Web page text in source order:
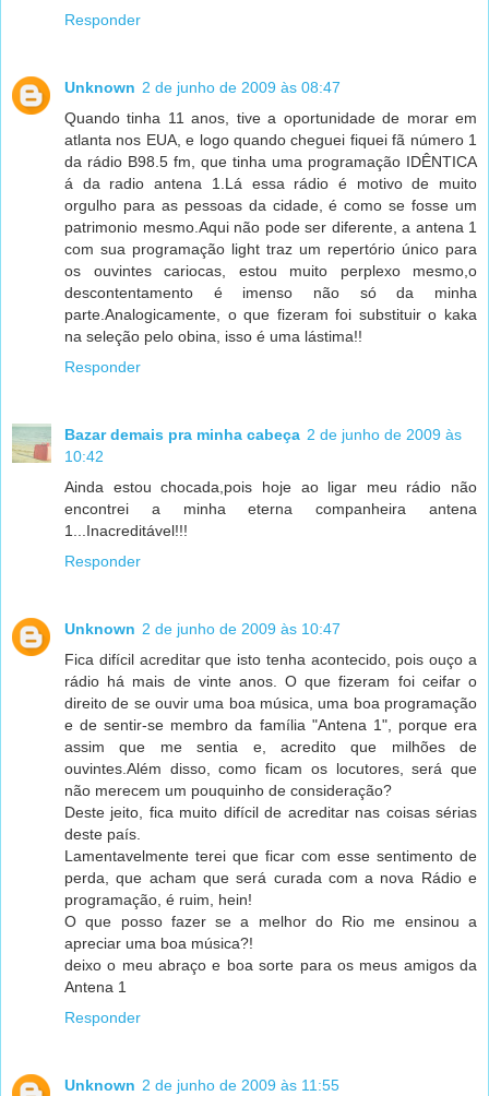
Responder
Unknown 2 de junho de 2009 às 08:47
Quando tinha 11 anos, tive a oportunidade de morar em
atlanta nos EUA, e logo quando cheguei fiquei fã número 1
da rádio B98.5 fm, que tinha uma programação IDÊNTICA
á da radio antena 1.Lá essa rádio é motivo de muito
orgulho para as pessoas da cidade, é como se fosse um
patrimonio mesmo.Aqui não pode ser diferente, a antena 1
com sua programação light traz um repertório único para
os ouvintes cariocas, estou muito perplexo mesmo,o
descontentamento é imenso não só da minha
parte.Analogicamente, o que fizeram foi substituir o kaka
na seleção pelo obina, isso é uma lástima!!
Responder
Bazar demais pra minha cabeça 2 de junho de 2009 às
10:42
Ainda estou chocada,pois hoje ao ligar meu rádio não
encontrei a minha eterna companheira antena
1...Inacreditável!!!
Responder
Unknown 2 de junho de 2009 às 10:47
Fica difícil acreditar que isto tenha acontecido, pois ouço a
rádio há mais de vinte anos. O que fizeram foi ceifar o
direito de se ouvir uma boa música, uma boa programação
e de sentir-se membro da família "Antena 1", porque era
assim que me sentia e, acredito que milhões de
ouvintes.Além disso, como ficam os locutores, será que
não merecem um pouquinho de consideração?
Deste jeito, fica muito difícil de acreditar nas coisas sérias
deste país.
Lamentavelmente terei que ficar com esse sentimento de
perda, que acham que será curada com a nova Rádio e
programação, é ruim, hein!
O que posso fazer se a melhor do Rio me ensinou a
apreciar uma boa música?!
deixo o meu abraço e boa sorte para os meus amigos da
Antena 1
Responder
Unknown 2 de junho de 2009 às 11:55